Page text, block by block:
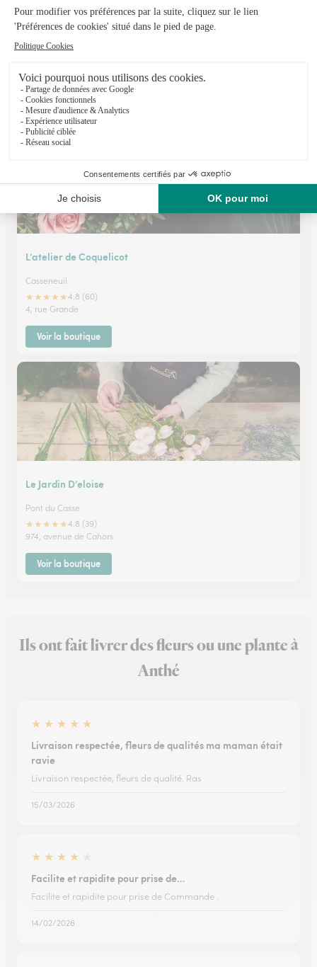
Floralies
Sainte Livrade Sur Lot
59, rue Nationale
Voir la boutique
L’atelier de Coquelicot
Casseneuil
★★★★★4.8 (60)
4, rue Grande
Voir la boutique
Le Jardin D’eloise
Pont du Casse
★★★★★4.8 (39)
974, avenue de Cahors
Voir la boutique
Ils ont fait livrer des fleurs ou une plante à
Anthé
★ ★ ★ ★ ★
Livraison respectée, fleurs de qualités ma maman était
ravie
Livraison respectée, fleurs de qualité. Ras
15/03/2026
★ ★ ★ ★
Facilite et rapidite pour prise de…
Facilite et rapidite pour prise de Commande .
14/02/2026